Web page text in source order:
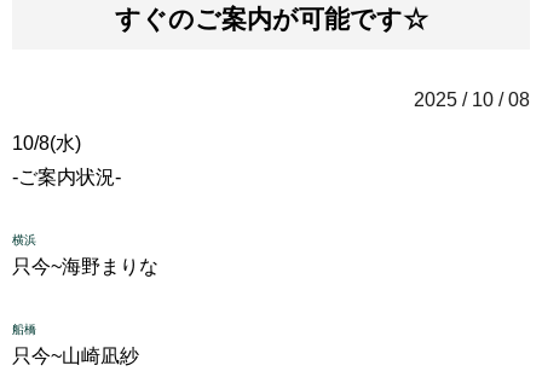
すぐのご案内が可能です☆
2025 / 10 / 08
10/8(水)
-ご案内状況-
横浜
只今~海野まりな
船橋
只今~山崎凪紗